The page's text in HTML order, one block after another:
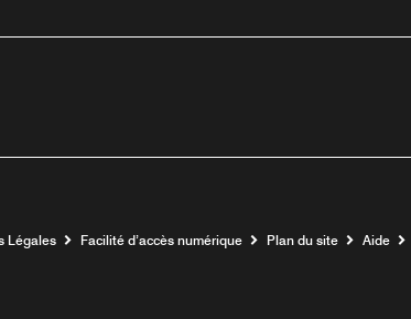
Légales Facilité d’accès numérique Plan du site Aide